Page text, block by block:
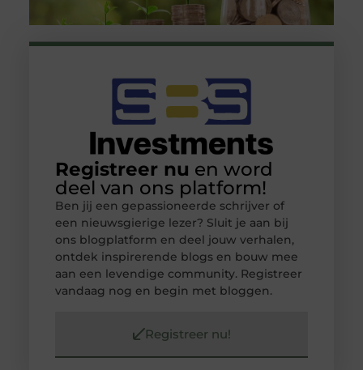
Registreer nu en word
deel van ons platform!
Ben jij een gepassioneerde schrijver of
een nieuwsgierige lezer? Sluit je aan bij
ons blogplatform en deel jouw verhalen,
ontdek inspirerende blogs en bouw mee
aan een levendige community. Registreer
vandaag nog en begin met bloggen.
Registreer nu!